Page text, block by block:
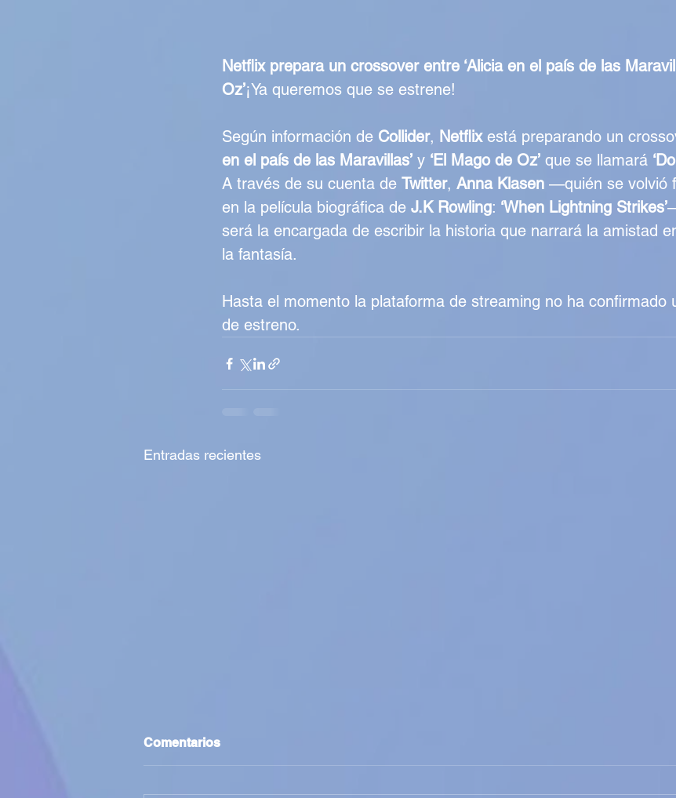
Netflix prepara un crossover entre ‘Alicia en el país de las
Oz’¡Ya queremos que se estrene!
Según información de Collider, Netflix está preparando un
en el país de las Maravillas’ y ‘El Mago de Oz’ que se llamará
A través de su cuenta de Twitter, Anna Klasen —quién se volvió
en la película biográfica de J.K Rowling: ‘When Lightning Strikes’
será la encargada de escribir la historia que narrará la amistad
la fantasía.
Hasta el momento la plataforma de streaming no ha confirmado
de estreno.
Entradas recientes
Comentarios